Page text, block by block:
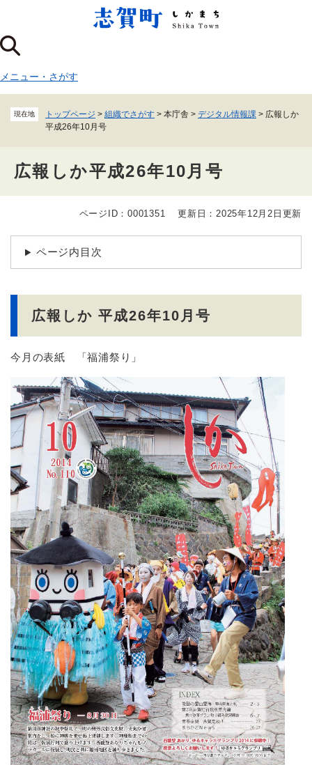
ジ
の
頭
で
メニューを飛ばして本文へ
メニュー ・ さがす
現在地 トップページ > 組織でさがす > 本庁舎 > デジタル情報課 > 広報しか
平成26年10月号
広報しか平成26年10月号
文
ページID：0001351 更新日：2025年12月2日更新
ページ内目次
広報しか 平成26年10月号
今月の表紙 「福浦祭り」